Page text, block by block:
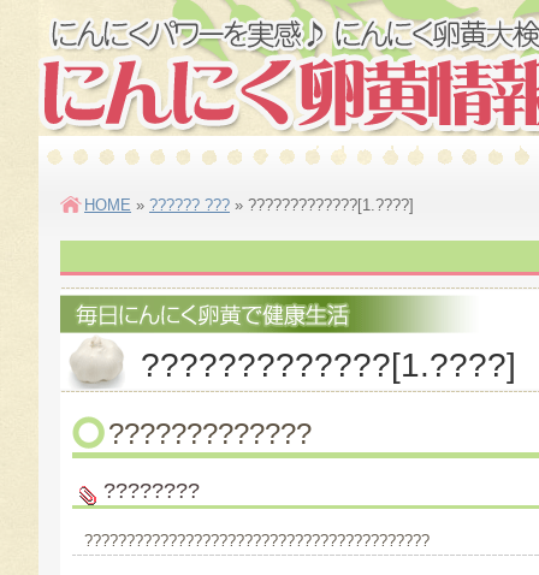
HOME » ?????? ??? » ?????????????[1.????]
?????????????[1.????]
?????????????
????????
?????????????????????????????????????????